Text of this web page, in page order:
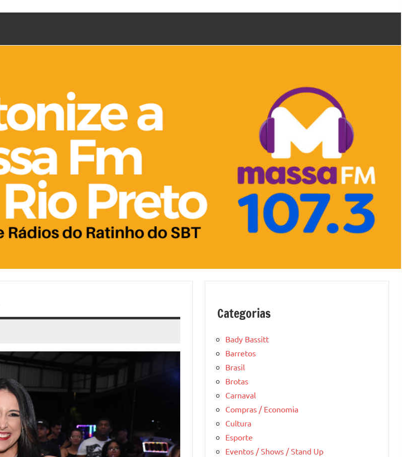
Categorias
Bady Bassitt
Barretos
Brasil
Brotas
Carnaval
Compras / Economia
Cultura
Esporte
Eventos / Shows / Stand Up